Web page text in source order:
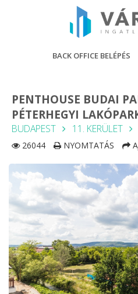
BACK OFFICE BELÉPÉS
PENTHOUSE BUDAI
PÉTERHEGYI
BUDAPEST 11. KERÜLET
26044 NYOMTATÁS